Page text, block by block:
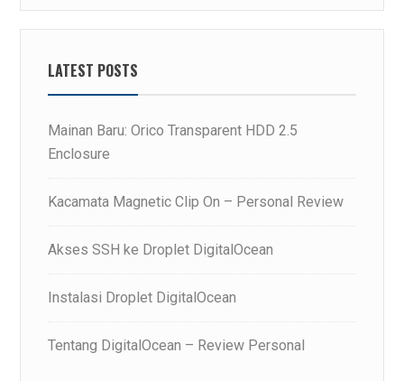
LATEST POSTS
Mainan Baru: Orico Transparent HDD 2.5
Enclosure
Kacamata Magnetic Clip On – Personal Review
Akses SSH ke Droplet DigitalOcean
Instalasi Droplet DigitalOcean
Tentang DigitalOcean – Review Personal